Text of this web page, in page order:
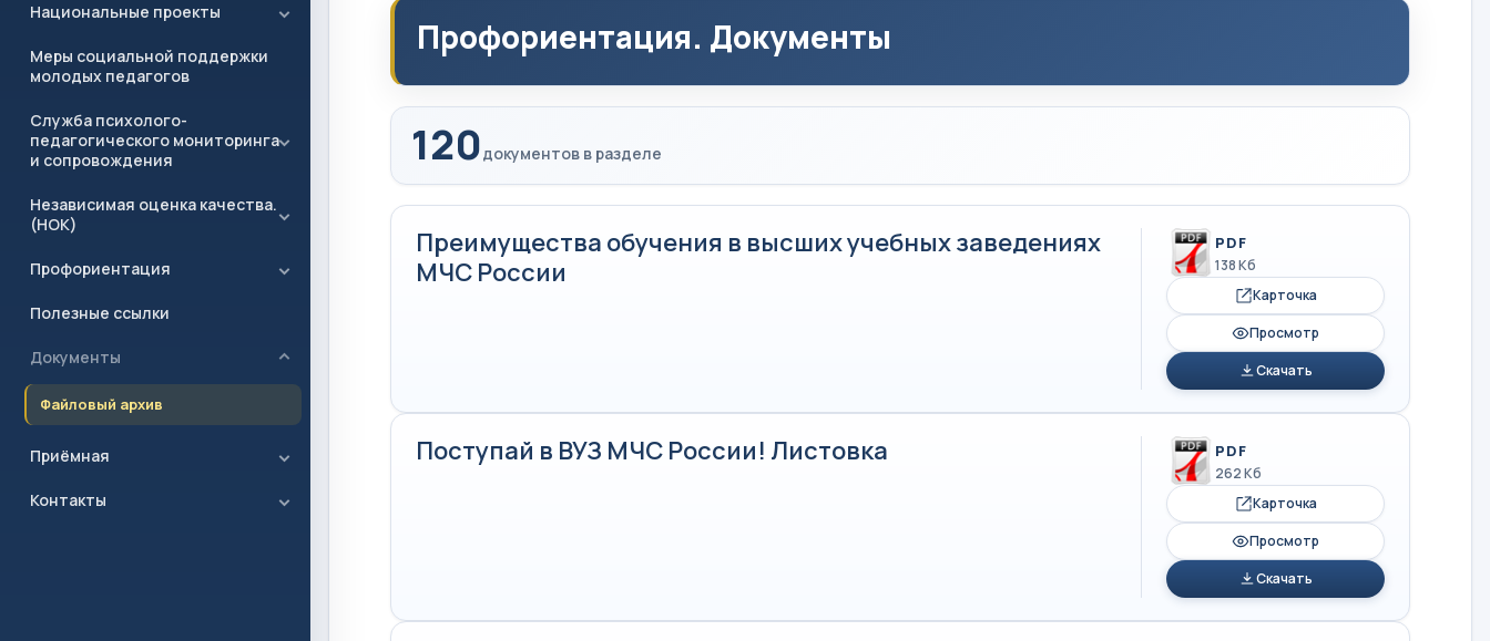
Национальные проекты
Меры социальной поддержки
молодых педагогов
Служба психолого-
педагогического мониторинга
и сопровождения
Независимая оценка качества.
(НОК)
Профориентация
Полезные ссылки
Документы
Файловый архив
Приёмная
Контакты
Профориентация. Документы
120документов в разделе
Преимущества обучения в высших учебных заведениях
МЧС России
PDF
138 Кб
Карточка
Просмотр
Скачать
Поступай в ВУЗ МЧС России! Листовка PDF
262 Кб
Карточка
Просмотр
Скачать